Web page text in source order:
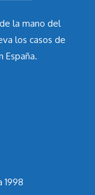
la mano del
los casos de